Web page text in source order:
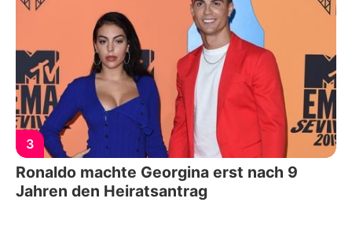
3
Ronaldo machte Georgina erst nach 9
Jahren den Heiratsantrag